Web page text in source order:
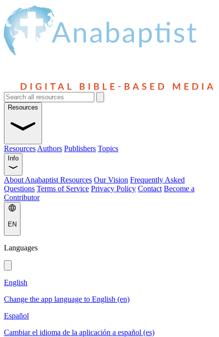
Resources
Resources Authors Publishers Topics
Info
About Anabaptist Resources Our Vision Frequently Asked
Questions Terms of Service Privacy Policy Contact Become a
Contributor
EN
Languages
English
Change the app language to English (en)
Español
Cambiar el idioma de la aplicación a español (es)